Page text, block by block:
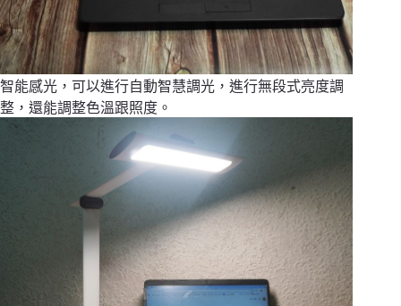
智能感光，可以進行自動智慧調光，進行無段式亮度調
整，還能調整色溫跟照度。